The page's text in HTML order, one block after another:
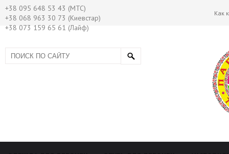
+38 095 648 53 43 (МТС)
+38 068 963 30 73 (Киевстар)
+38 073 159 65 61 (Лайф)
Как